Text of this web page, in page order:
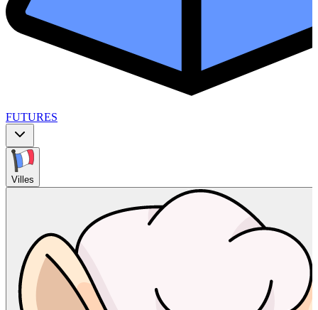
FUTURES
Villes